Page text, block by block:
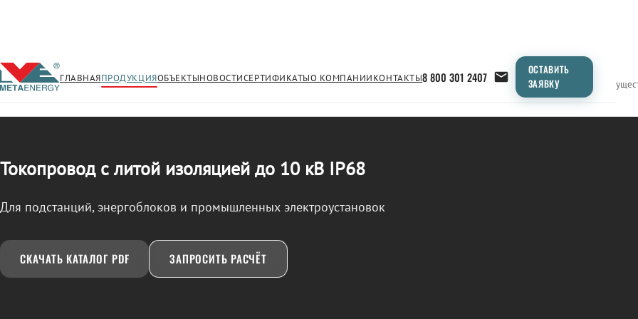
ГЛАВНАЯПРОДУКЦИЯОБЪЕКТЫНОВОСТИСЕРТИФИКАТЫО КОМПАНИИКОНТАКТЫ8 800 301 2407
ОСТАВИТЬ
ЗАЯВКУ
← Продукция/ТОКОПРОВОД Применение Продукция ТипоразмерыСравнение
Токопровод с литой изоляцией до 10 кВ IP68
Для подстанций, энергоблоков и промышленных электроустановок
СКАЧАТЬ КАТАЛОГ PDF ЗАПРОСИТЬ РАСЧЁТ